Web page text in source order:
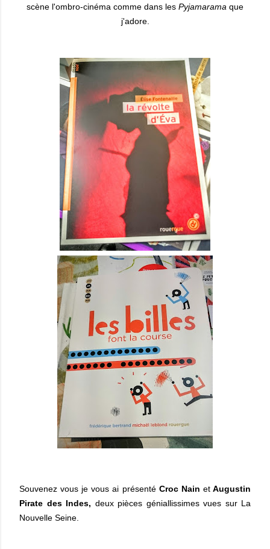
scène l'ombro-cinéma comme dans les Pyjamarama que
j'adore.
Souvenez vous je vous ai présentéCroc Nain etAugustin
Pirate des Indes, deux pièces géniallissimes vues sur La
Nouvelle Seine.